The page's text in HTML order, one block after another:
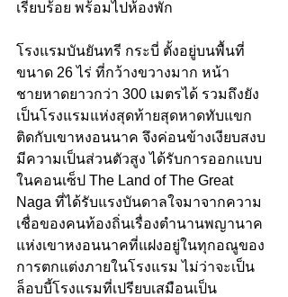
เรียบร้อย พร้อมไปห้องพัก
โรงแรมบันยันทรี กระบี่ ตั้งอยู่บนพื้นที่
ขนาด 26 ไร่ ที่กว้างขวางมาก หน้า
ชายหาดยาวกว่า 300 เมตรได้ รวมถึงยัง
เป็นโรงแรมแห่งสุดท้ายสุดหาดทับแขก
ติดกับเขาหงอนนาค จึงค่อนข้างเงียบสงบ
มีความเป็นส่วนตัวสูง ได้รับการออกแบบ
ในคอนเซ็ป The Land of The Great
Naga ที่ได้รับแรงบันดาลใจมาจากความ
เชื่อของคนท้องถิ่นเรื่องตำนานพญานาค
แห่งเขาหงอนนาคที่แฝงอยู่ในทุกอณูของ
การตกแต่งภายในโรงแรม ไม่ว่าจะเป็น
ล็อบบี้โรงแรมที่เปรียบเสมือนเป็น